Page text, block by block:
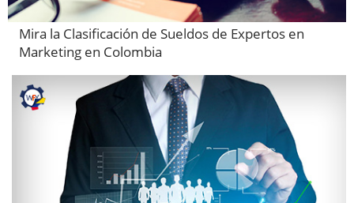
Mira la Clasificación de Sueldos de Expertos en
Marketing en Colombia